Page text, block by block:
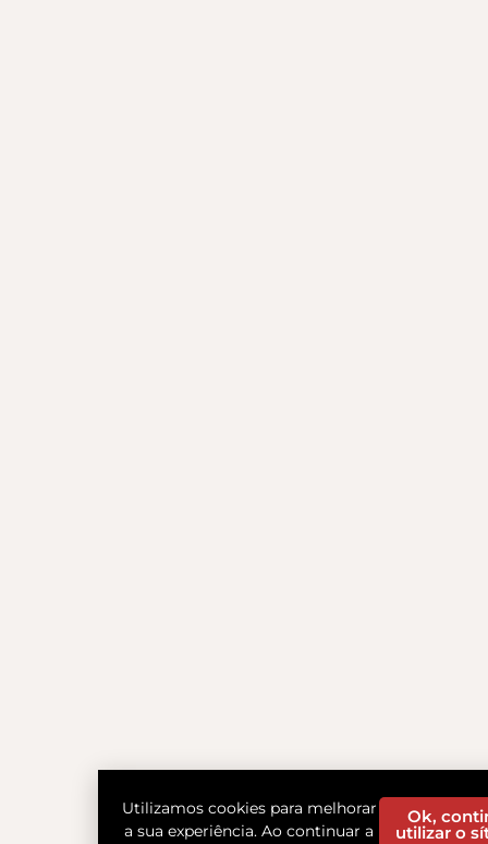
Utilizamos cookies para melhorar
a sua experiência. Ao continuar a
Ok,
utilizar o